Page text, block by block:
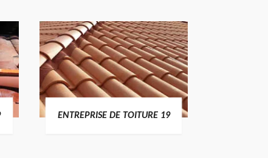
ENTREPRISE DE TOITURE 19